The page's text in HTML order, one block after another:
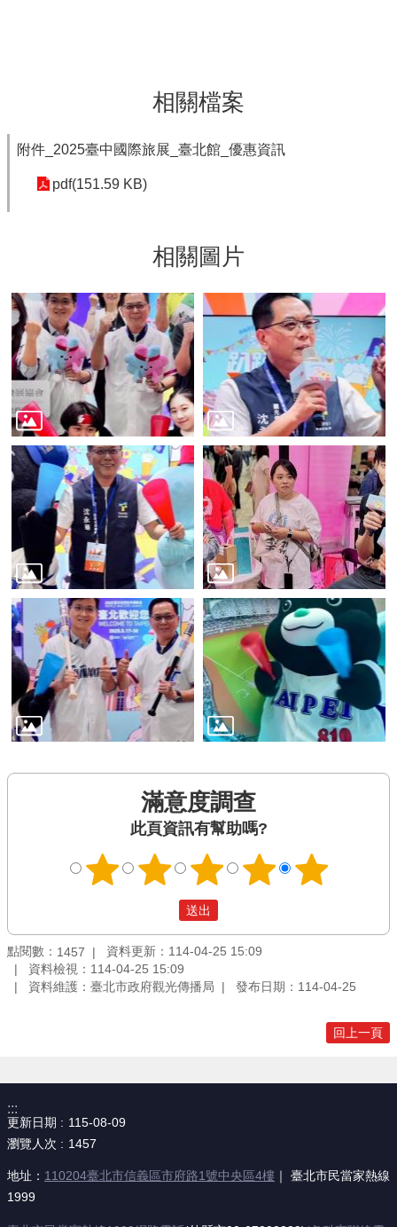
相關檔案
附件_2025臺中國際旅展_臺北館_優惠資訊
pdf(151.59 KB)
相關圖片
滿意度調查
此頁資訊有幫助嗎?
點閱數： 1457
資料更新：114-04-25 15:09
資料檢視：114-04-25 15:09
資料維護：臺北市政府觀光傳播局
發布日期：114-04-25
回上一頁
:::
更新日期
115-08-09
瀏覽人次
1457
地址： 110204臺北市信義區市府路1號中央區4樓 ｜ 臺北市民當家熱線
1999